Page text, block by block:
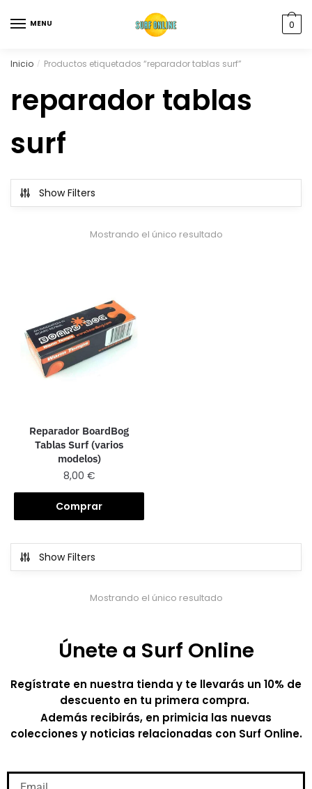
MENU 0
Inicio / Productos etiquetados “reparador tablas surf”
reparador tablas
surf
Show Filters
Mostrando el único resultado
Reparador BoardBog
Tablas Surf (varios
modelos)
8,00 €
Comprar
Show Filters
Mostrando el único resultado
Únete a Surf Online
Regístrate en nuestra tienda y te llevarás un 10% de
descuento en tu primera compra.
Además recibirás, en primicia las nuevas
colecciones y noticias relacionadas con Surf Online.